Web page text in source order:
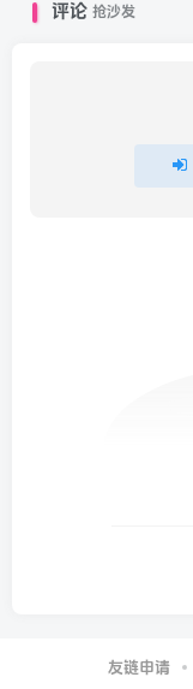
评论 抢沙发
友链申请